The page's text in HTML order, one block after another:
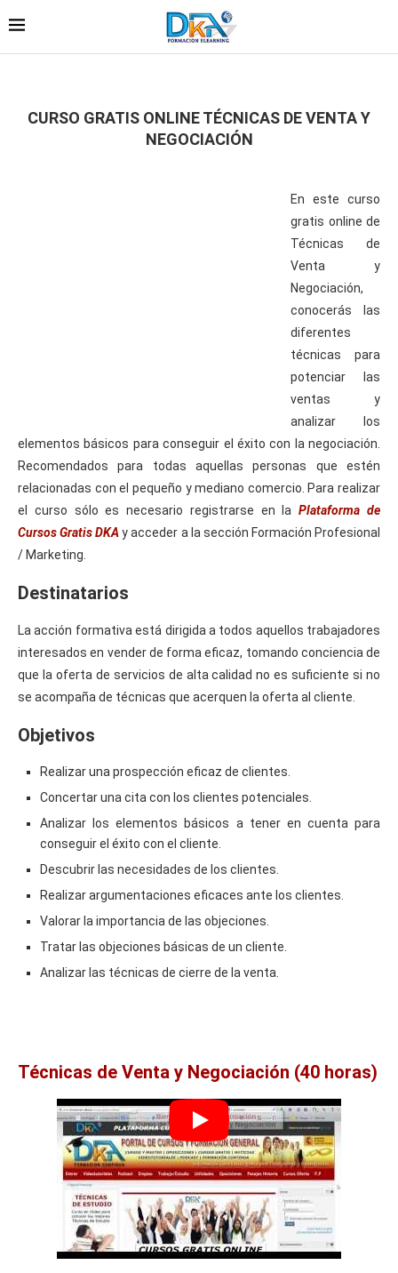
CURSO GRATIS ONLINE TÉCNICAS DE VENTA Y
NEGOCIACIÓN
En este curso
gratis online de
Técnicas de
Venta y
Negociación,
conocerás las
diferentes
técnicas para
potenciar las
ventas y
analizar los
elementos básicos para conseguir el éxito con la negociación.
Recomendados para todas aquellas personas que estén
relacionadas con el pequeño y mediano comercio. Para realizar
el curso sólo es necesario registrarse en laPlataforma de
Cursos Gratis DKAy acceder a la sección Formación Profesional
/ Marketing.
Destinatarios
La acción formativa está dirigida a todos aquellos trabajadores
interesados en vender de forma eficaz, tomando conciencia de
que la oferta de servicios de alta calidad no es suficiente si no
se acompaña de técnicas que acerquen la oferta al cliente.
Objetivos
Realizar una prospección eficaz de clientes.
Concertar una cita con los clientes potenciales.
Analizar los elementos básicos a tener en cuenta para
conseguir el éxito con el cliente.
Descubrir las necesidades de los clientes.
Realizar argumentaciones eficaces ante los clientes.
Valorar la importancia de las objeciones.
Tratar las objeciones básicas de un cliente.
Analizar las técnicas de cierre de la venta.
Técnicas de Venta y Negociación (40 horas)